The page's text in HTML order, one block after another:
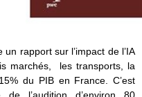
un rapport sur l’impact de l’IA
marchés, les transports, la
du PIB en France. C’est